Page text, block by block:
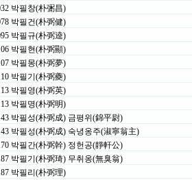
박필창(朴弻昌)
박필건(朴弼健)
박필규(朴弼逵)
박필현(朴弼顯)
박필몽(朴弼夢)
박필기(朴弼夔)
박필영(朴弼英)
박필명(朴弼明)
박필성(朴弼成) 금평위(錦平尉)
박필성(朴弼成) 숙녕옹주(淑寧翁主)
박필간(朴弼幹) 정헌공(靜軒公)
박필기(朴弼琦) 무취옹(無臭翁)
박필리(朴弼理)